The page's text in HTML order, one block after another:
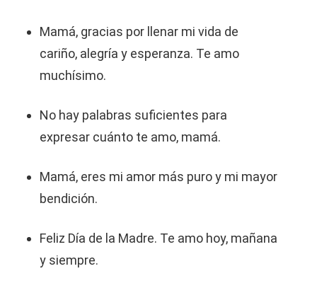
Mamá, gracias por llenar mi vida de
cariño, alegría y esperanza. Te amo
muchísimo.
No hay palabras suficientes para
expresar cuánto te amo, mamá.
Mamá, eres mi amor más puro y mi mayor
bendición.
Feliz Día de la Madre. Te amo hoy, mañana
y siempre.